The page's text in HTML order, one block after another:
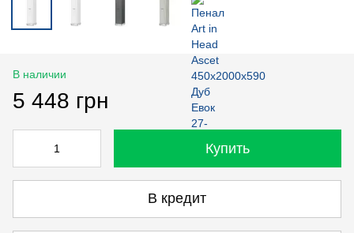
В наличии
5 448 грн
Купить
В кредит